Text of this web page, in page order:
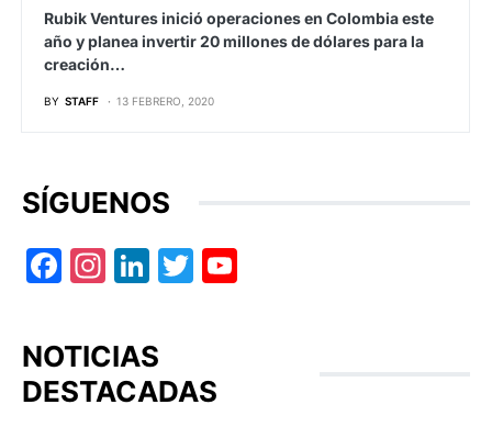
Rubik Ventures inició operaciones en Colombia este
año y planea invertir 20 millones de dólares para la
creación…
BY STAFF 13 FEBRERO, 2020
SÍGUENOS
Facebook
Instagram
LinkedIn
Twitter
NOTICIAS
DESTACADAS